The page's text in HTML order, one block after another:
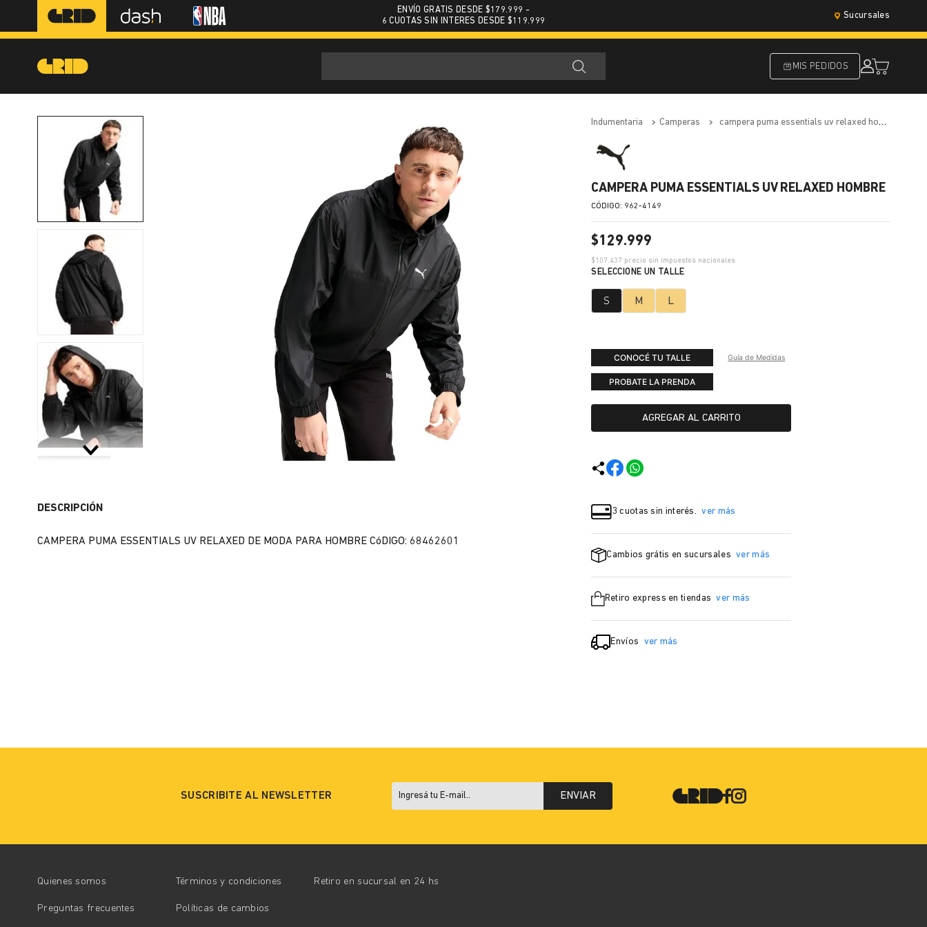
ENVÍO GRATIS DESDE $179.999 -
6 CUOTAS SIN INTERES DESDE $119.999
Sucursales
MIS PEDIDOS
DESCRIPCIÓN
CAMPERA PUMA ESSENTIALS UV RELAXED DE MODA PARA HOMBRE CóDIGO: 68462601
indumentaria camperas campera puma essentials uv relaxed hombre
CAMPERA PUMA ESSENTIALS UV RELAXED HOMBRE
: 962-4149
$129.999
$107.437 precio sin impuestos nacionales
S M L
CONOCÉ TU TALLE Guía de Medidas
PROBATE LA PRENDA
AGREGAR AL CARRITO
3 cuotas sin interés. ver más
Cambios grátis en sucursales ver más
Retiro express en tiendas ver más
Envíos ver más
SUSCRIBITE AL NEWSLETTER ENVIAR
Quienes somos Términos y condiciones
Preguntas frecuentes Políticas de cambios
Retiro en sucursal en 24 hs